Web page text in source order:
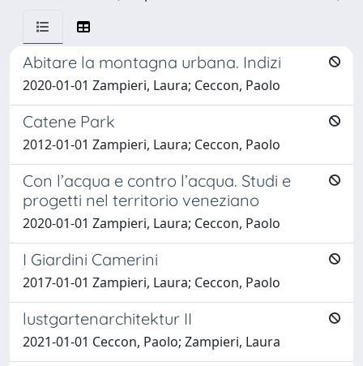
Abitare la montagna urbana. Indizi
2020-01-01 Zampieri, Laura; Ceccon, Paolo
Catene Park
2012-01-01 Zampieri, Laura; Ceccon, Paolo
Con l’acqua e contro l’acqua. Studi e
progetti nel territorio veneziano
2020-01-01 Zampieri, Laura; Ceccon, Paolo
I Giardini Camerini
2017-01-01 Zampieri, Laura; Ceccon, Paolo
lustgartenarchitektur II
2021-01-01 Ceccon, Paolo; Zampieri, Laura